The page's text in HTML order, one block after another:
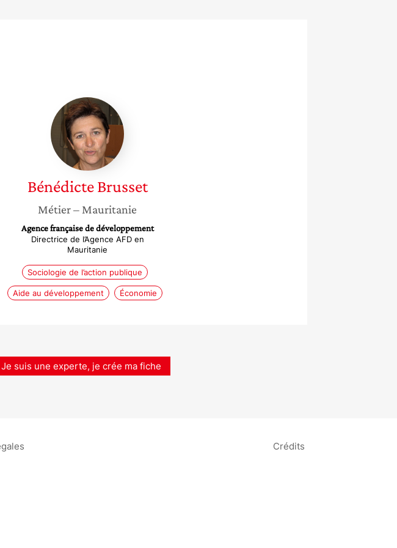
Bénédicte
Brusset
Bénédicte Brusset
Métier– Mauritanie
Agence française de développement
Directrice de l’Agence AFD en
Mauritanie
Sociologie de l’action publique
Aide au développement Économie
Je suis une experte, je crée ma fiche
Crédits